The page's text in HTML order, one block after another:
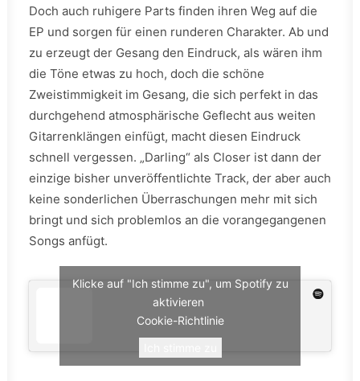
Doch auch ruhigere Parts finden ihren Weg auf die
EP und sorgen für einen runderen Charakter. Ab und
zu erzeugt der Gesang den Eindruck, als wären ihm
die Töne etwas zu hoch, doch die schöne
Zweistimmigkeit im Gesang, die sich perfekt in das
durchgehend atmosphärische Geflecht aus weiten
Gitarrenklängen einfügt, macht diesen Eindruck
schnell vergessen. „Darling“ als Closer ist dann der
einzige bisher unveröffentlichte Track, der aber auch
keine sonderlichen Überraschungen mehr mit sich
bringt und sich problemlos an die vorangegangenen
Songs anfügt.
Klicke auf "Ich stimme zu", um Spotify zu
aktivieren
Cookie-Richtlinie